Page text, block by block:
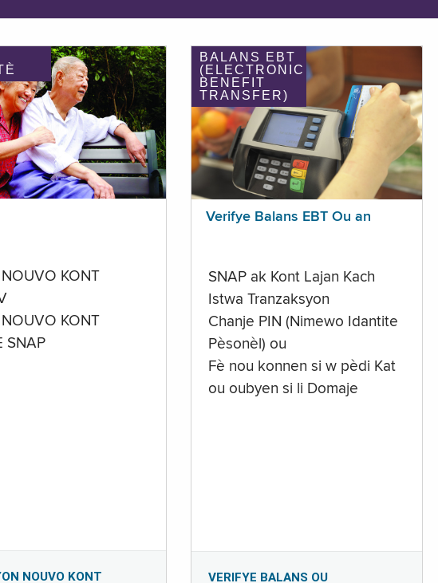
NOUVO KONT
NOUVO KONT
SNAP
NOUVO KONT
BALANS EBT
(ELECTRONIC
BENEFIT
TRANSFER)
Verifye Balans EBT Ou an
SNAP ak Kont Lajan Kach
Istwa Tranzaksyon
Chanje PIN (Nimewo Idantite
Pèsonèl) ou
Fè nou konnen si w pèdi Kat
ou oubyen si li Domaje
VERIFYE BALANS OU